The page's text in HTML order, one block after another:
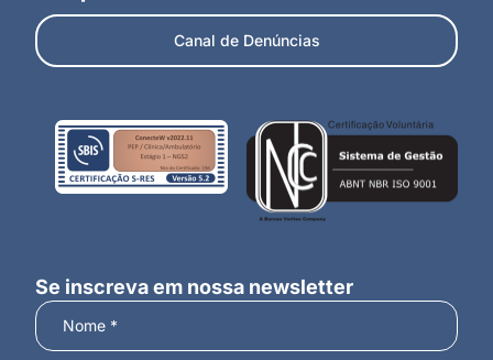
Canal de Denúncias
Se inscreva em nossa newsletter